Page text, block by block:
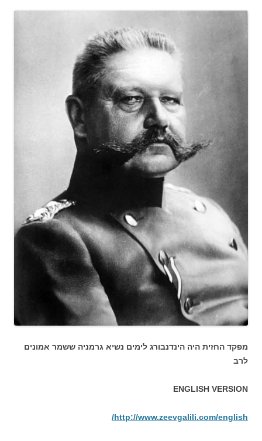
מפקד החזית היה הינדנבורג לימים נשיא גרמניה ששמר אמונים
לרב
ENGLISH VERSION
http://www.zeevgalili.com/english/